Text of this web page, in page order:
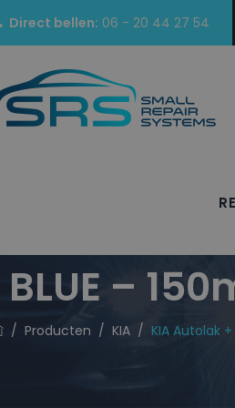
Direct bellen: 06 - 20 44 27 54
KIA
BLUE –
/ Producten / KIA / KIA Autolak +